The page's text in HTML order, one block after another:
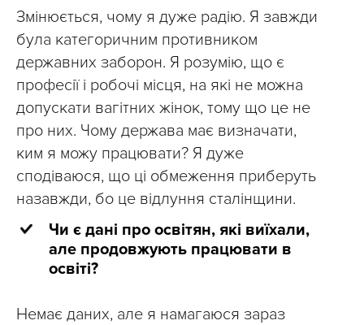
Змінюється, чому я дуже радію. Я завжди
була категоричним противником
державних заборон. Я розумію, що є
професії і робочі місця, на які не можна
допускати вагітних жінок, тому що це не
про них. Чому держава має визначати,
ким я можу працювати? Я дуже
сподіваюся, що ці обмеження приберуть
назавжди, бо це відлуння сталінщини.
Чи є дані про освітян, які виїхали,
але продовжують працювати в
освіті?
Немає даних, але я намагаюся зараз